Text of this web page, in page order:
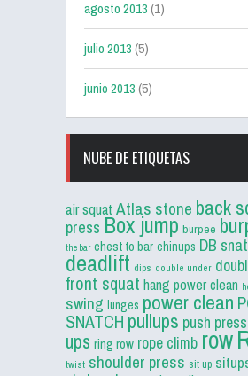
agosto 2013(1)
julio 2013(5)
junio 2013(5)
NUBE DE ETIQUETAS
air squat Atlas stone back
press Box jump burpee
the bar chest to bar chinups DB
deadlift dips double under
front squat hang power clean
swing lunges power clean
SNATCH pullups push press
ups ring row rope climb row
twist shoulder press sit up